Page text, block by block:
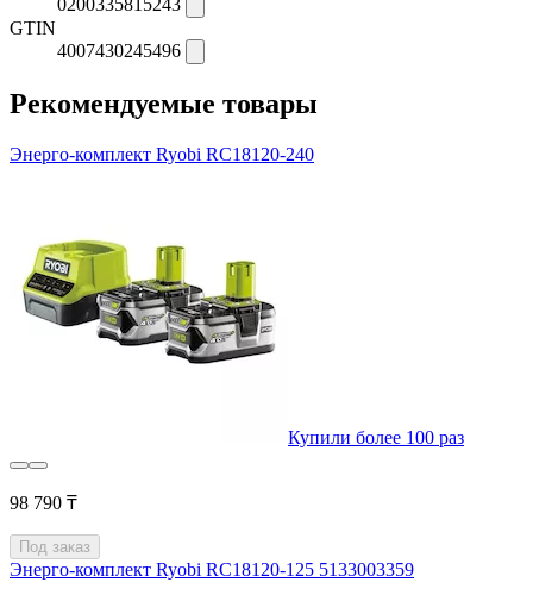
GTIN
4007430245496
Рекомендуемые товары
Энерго-комплект Ryobi RC18120-240
Купили более 100 раз
98 790 ₸
Под заказ
Энерго-комплект Ryobi RC18120-125 5133003359